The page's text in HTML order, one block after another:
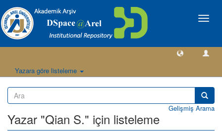
Geçiş
Yazara göre listeleme
Gelişmiş Arama
Yazar "Qian S." için listeleme